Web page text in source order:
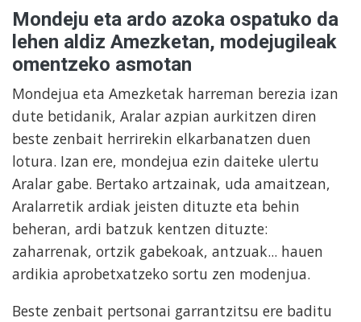
Mondeju eta ardo azoka ospatuko da
lehen aldiz Amezketan, modejugileak
omentzeko asmotan
Mondejua eta Amezketak harreman berezia izan
dute betidanik, Aralar azpian aurkitzen diren
beste zenbait herrirekin elkarbanatzen duen
lotura. Izan ere, mondejua ezin daiteke ulertu
Aralar gabe. Bertako artzainak, uda amaitzean,
Aralarretik ardiak jeisten dituzte eta behin
beheran, ardi batzuk kentzen dituzte:
zaharrenak, ortzik gabekoak, antzuak... hauen
ardikia aprobetxatzeko sortu zen modenjua.
Beste zenbait pertsonai garrantzitsu ere baditu